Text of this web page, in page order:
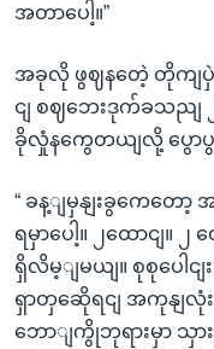
အတာပေါ့။”
အခုလို ဖွဈနတေဲ့ တိုကျပှဲ
ငျ စဈဘေးဒုက်ခသညျ
ခိုလှုံနကွေတယျလို့ ပွောပွ
“ ခန့ျမှနျးခွကေတော့
ရမှာပေါ့။ ၂ထောငျ။ ၂
ရှိလိမ့ျမယျ။ စုစုပေါင
ရှာတှဆေိုရငျ အကုနျလုံ
ဘောျကွိုဘုရားမှာ သှာ